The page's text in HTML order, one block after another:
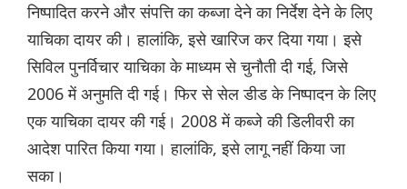
निष्पादित करने और संपत्ति का कब्जा देने का निर्देश देने के लिए
याचिका दायर की। हालांकि, इसे खारिज कर दिया गया। इसे
सिविल पुनर्विचार याचिका के माध्यम से चुनौती दी गई, जिसे
2006 में अनुमति दी गई। फिर से सेल डीड के निष्पादन के लिए
एक याचिका दायर की गई। 2008 में कब्जे की डिलीवरी का
आदेश पारित किया गया। हालांकि, इसे लागू नहीं किया जा
सका।